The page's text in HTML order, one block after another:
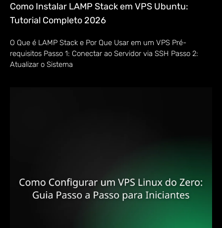
Como Instalar LAMP Stack em VPS Ubuntu:
Tutorial Completo 2026
O Que é LAMP Stack e Por Que Usar em um VPS Pré-
requisitos Passo 1: Conectar ao Servidor via SSH Passo 2:
Atualizar o Sistema